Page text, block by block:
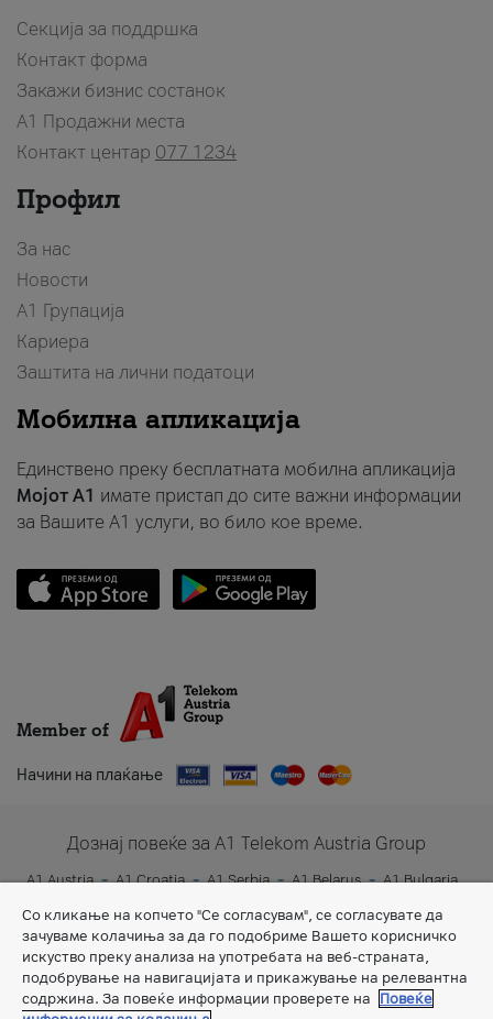
Секција за поддршка
Контакт форма
Закажи бизнис состанок
A1 Продажни места
Контакт центар 077 1234
Профил
За нас
Новости
А1 Групација
Кариера
Заштита на лични податоци
Мобилна апликација
Единствено преку бесплатната мобилна апликација
Мојот A1 имате пристап до сите важни информации
за Вашите A1 услуги, во било кое време.
Member of
Начини на плаќање
Дознај повеќе за A1 Telekom Austria Group
A1 Austria A1 Croatia A1 Serbia A1 Belarus
A1 Bulgaria
Со кликање на копчето "Се согласувам", се согласувате да
зачуваме колачиња за да го подобриме Вашето корисничко
искуство преку анализа на употребата на веб-страната,
подобрување на навигацијата и прикажување на релевантна
содржина. За повеќе информации проверете на
Повеќе